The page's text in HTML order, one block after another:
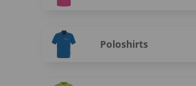
Poloshirts